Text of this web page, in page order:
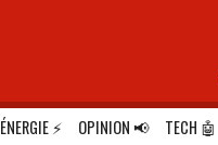
ÉNERGIE⚡ OPINION📢 TECH 🤖